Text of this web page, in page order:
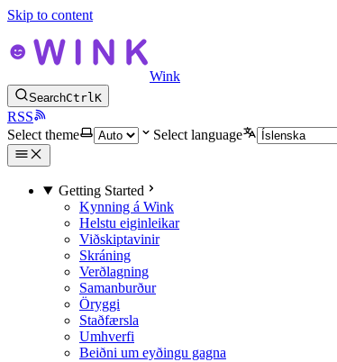
Skip to content
Wink
SearchCtrlK
RSS
Select theme
Select language
Getting Started
Kynning á Wink
Helstu eiginleikar
Viðskiptavinir
Skráning
Verðlagning
Samanburður
Öryggi
Staðfærsla
Umhverfi
Beiðni um eyðingu gagna